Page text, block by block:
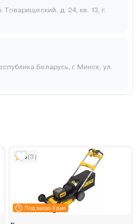
д. 24, кв. 13, г.
Беларусь, г. Минск, ул.
Под заказ 3 дня
5(3)